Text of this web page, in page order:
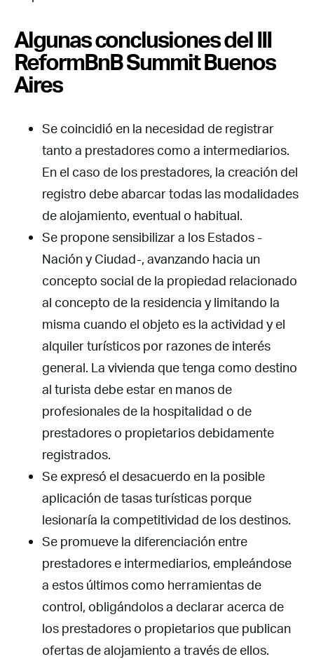
Algunas conclusiones del III
ReformBnB Summit Buenos
Aires
Se coincidió en la necesidad de registrar
tanto a prestadores como a intermediarios.
En el caso de los prestadores, la creación del
registro debe abarcar todas las modalidades
de alojamiento, eventual o habitual.
Se propone sensibilizar a los Estados -
Nación y Ciudad-, avanzando hacia un
concepto social de la propiedad relacionado
al concepto de la residencia y limitando la
misma cuando el objeto es la actividad y el
alquiler turísticos por razones de interés
general. La vivienda que tenga como destino
al turista debe estar en manos de
profesionales de la hospitalidad o de
prestadores o propietarios debidamente
registrados.
Se expresó el desacuerdo en la posible
aplicación de tasas turísticas porque
lesionaría la competitividad de los destinos.
Se promueve la diferenciación entre
prestadores e intermediarios, empleándose
a estos últimos como herramientas de
control, obligándolos a declarar acerca de
los prestadores o propietarios que publican
ofertas de alojamiento a través de ellos.